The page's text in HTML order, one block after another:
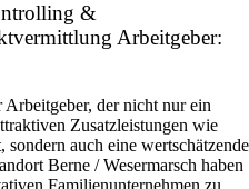
&
Arbeitgeber:
der nicht nur ein
Zusatzleistungen wie
auch eine wertschätzende
Berne / Wesermarsch haben
Familienunternehmen zu